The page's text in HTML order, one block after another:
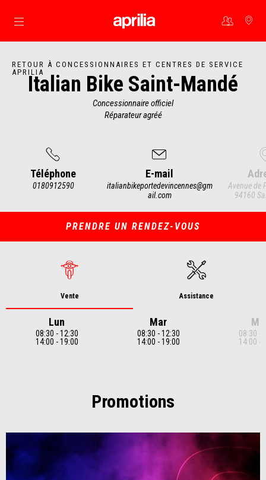
Aller au contenu principal
RETOUR À CONCESSIONNAIRES ET CENTRES DE SERVICE
APRILIAItalian Bike Saint-Mandé
Concessionnaire officiel
Réparateur agréé
Téléphone
0180912590
E-mail
italianbikeportedevincennes@gm
ail.com
Avenue de
94160
of
PRENDRE UN RENDEZ-VOUS
Vente Assistance
Lun
08:30 - 12:30
14:00 - 19:00
Mar
08:30 - 12:30
14:00 - 19:00
08:30 -
14:00 -
Promotions